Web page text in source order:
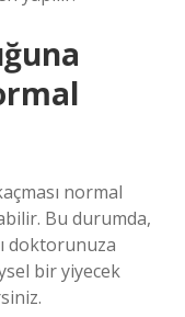
normal
Bu durumda,
doktorunuza
bir yiyecek